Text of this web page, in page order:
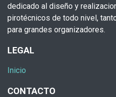
dedicado al diseño y
pirotécnicos de todo nivel,
para grandes organizadores.
LEGAL
Inicio
CONTACTO